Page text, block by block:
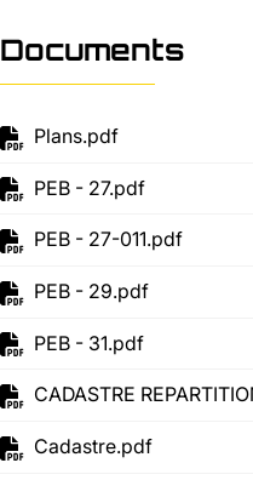
Documents
Plans.pdf
PEB - 27.pdf
PEB - 27-011.pdf
PEB - 29.pdf
PEB - 31.pdf
CADASTRE
Cadastre.pdf